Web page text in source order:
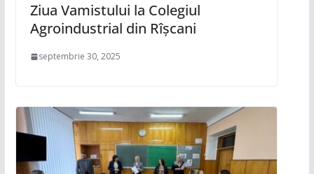
Ziua Vamistului la Colegiul
Agroindustrial din Rîșcani
septembrie 30, 2025